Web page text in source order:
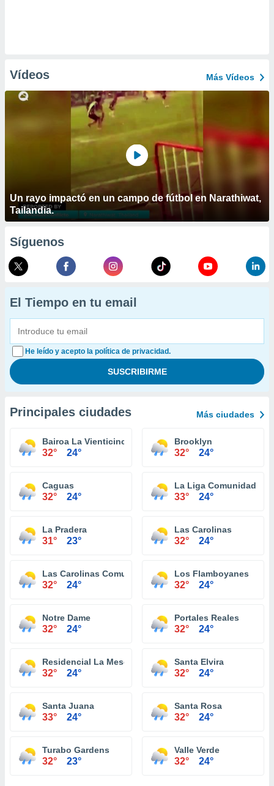
Vídeos Más Vídeos
Un rayo impactó en un campo de fútbol en Narathiwat,
Tailandia.
Síguenos
El Tiempo en tu email
He leído y acepto la política de privacidad.
Principales ciudades Más ciudades
Bairoa La Vienticinco Comunidad
32° 24°
Brooklyn
32° 24°
Caguas
32° 24°
La Liga Comunidad
33° 24°
La Pradera
31° 23°
Las Carolinas
32° 24°
Las Carolinas Comunidad
32° 24°
Los Flamboyanes
32° 24°
Notre Dame
32° 24°
Portales Reales
32° 24°
Residencial La Meseta
32° 24°
Santa Elvira
32° 24°
Santa Juana
33° 24°
Santa Rosa
32° 24°
Turabo Gardens
32° 23°
Valle Verde
32° 24°